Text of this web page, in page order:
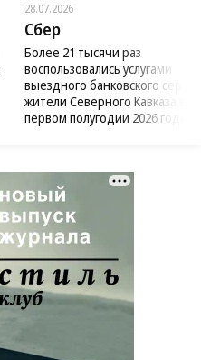
28.07.2026
Сбер
Более 21 тысячи раз
воспользовались услугами
выездного банковского
жители Северного Кавказа в
первом полугодии 2026 года